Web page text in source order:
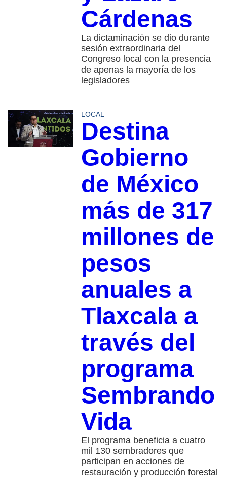
Cárdenas
La dictaminación se dio durante
sesión extraordinaria del
Congreso local con la presencia
de apenas la mayoría de los
legisladores
LOCAL
Destina
Gobierno
de México
más de 317
millones de
pesos
anuales a
Tlaxcala a
través del
programa
Sembrando
Vida
El programa beneficia a cuatro
mil 130 sembradores que
participan en acciones de
restauración y producción forestal